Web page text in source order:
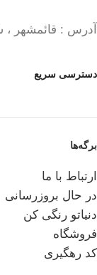
آدرس : قائمشهر ، شهید
دسترسی سریع
برگه‌ها
ارتباط با ما
در حال بروزرسانی
دنیاتو رنگی کن
فروشگاه
کد رهگیری